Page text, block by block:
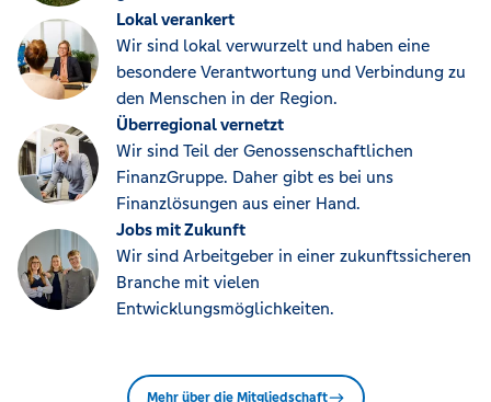
Lokal verankert
Wir sind lokal verwurzelt und haben eine
besondere Verantwortung und Verbindung zu
den Menschen in der Region.
Überregional vernetzt
Wir sind Teil der Genossenschaftlichen
FinanzGruppe. Daher gibt es bei uns
Finanzlösungen aus einer Hand.
Jobs mit Zukunft
Wir sind Arbeitgeber in einer zukunftssicheren
Branche mit vielen
Entwicklungsmöglichkeiten.
Mehr über die Mitgliedschaft